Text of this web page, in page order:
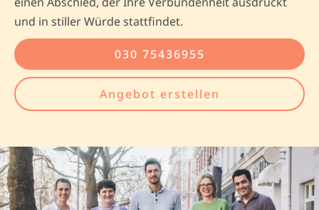
und in stiller Würde stattfindet.
030 75436955
Angebot erstellen